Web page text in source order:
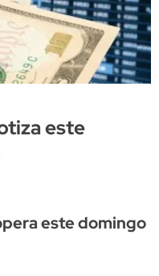
este
este domingo